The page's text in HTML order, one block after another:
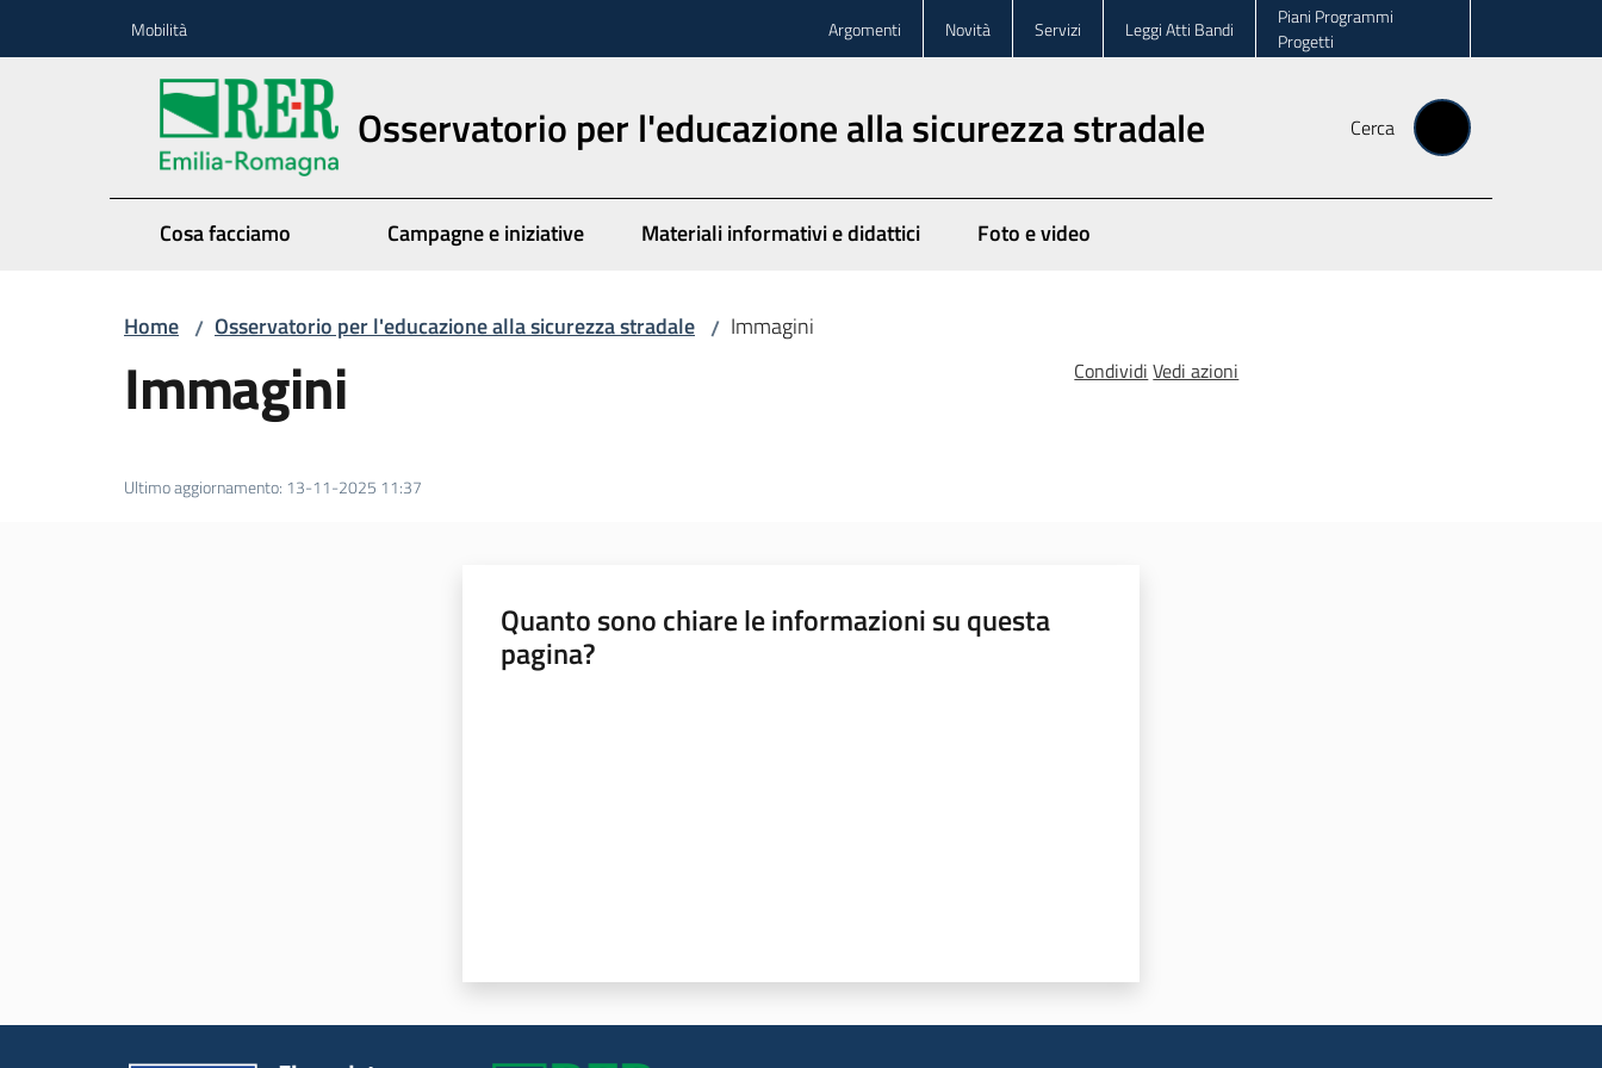
Mobilità Argomenti Novità Servizi Leggi Atti Bandi
Piani Programmi
Progetti
Osservatorio per l'educazione alla sicurezza stradale Cerca
Cosa facciamo Campagne e iniziative Materiali informativi e didattici Foto e video
Home / Osservatorio per l'educazione alla sicurezza stradale / Immagini
Immagini Condividi Vedi azioni
Ultimo aggiornamento: 13-11-2025 11:37
Quanto sono chiare le informazioni su questa
pagina?